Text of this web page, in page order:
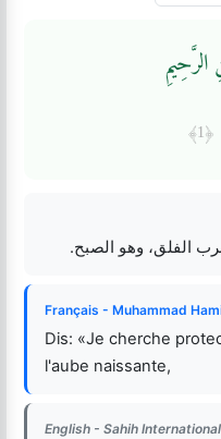
الرَّحِيمِ
﴿1﴾
الفلق، وهو الصبح.
Français - Muhammad
Dis: «Je cherche
l'aube naissante,
English - Sahih International